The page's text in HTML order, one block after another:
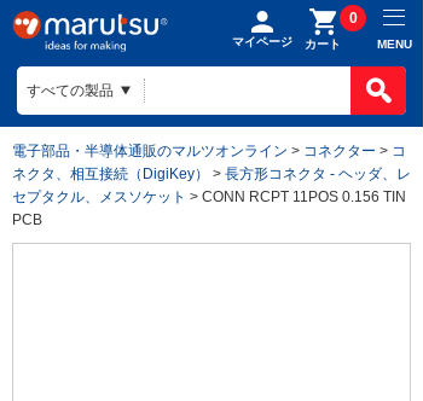
マイページ カート
0
MENU
電子部品・半導体通販のマルツオンライン > コネクター > コ
ネクタ、相互接続（DigiKey）
> 長方形コネクタ - ヘッダ、レ
セプタクル、メスソケット > CONN RCPT 11POS 0.156 TIN
PCB